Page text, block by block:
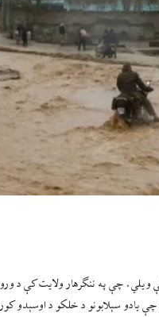
یادو سېلابونو د خلکو د اوسېدو